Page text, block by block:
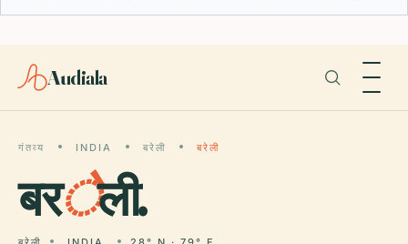
Audiala
गंतव्य INDIA बरेली बरेली
बरेली.